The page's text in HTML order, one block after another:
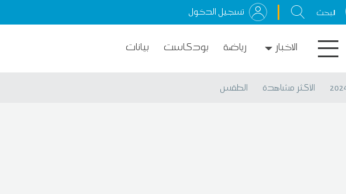
تسجيل الدخول
الاخبار رياضة بودكاست بيانات
الأكثر مشاهدة الطقس